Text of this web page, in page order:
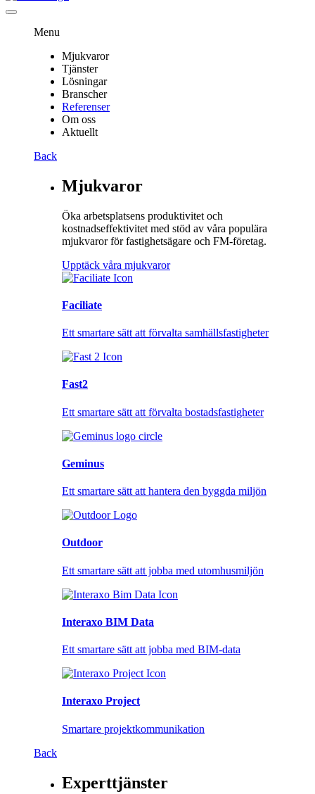
Menu
Mjukvaror
Tjänster
Lösningar
Branscher
Referenser
Om oss
Aktuellt
Back
Mjukvaror
Öka arbetsplatsens produktivitet och
kostnadseffektivitet med stöd av våra populära
mjukvaror för fastighetsägare och FM-företag.
Upptäck våra mjukvaror
Faciliate
Ett smartare sätt att förvalta samhällsfastigheter
Fast2
Ett smartare sätt att förvalta bostadsfastigheter
Geminus
Ett smartare sätt att hantera den byggda miljön
Outdoor
Ett smartare sätt att jobba med utomhusmiljön
Interaxo BIM Data
Ett smartare sätt att jobba med BIM-data
Interaxo Project
Smartare projektkommunikation
Back
Experttjänster